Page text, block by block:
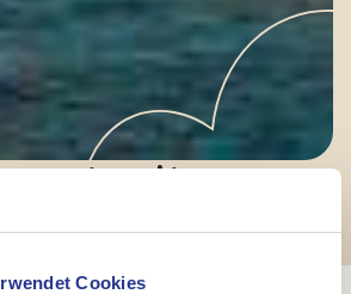
Cookies